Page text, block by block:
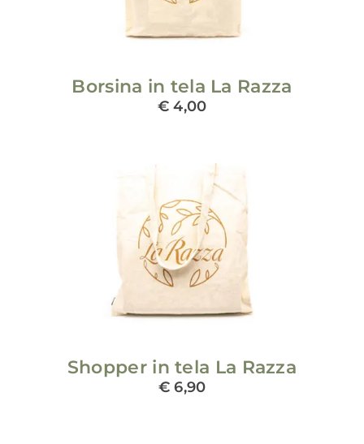
Borsina in tela La Razza
€4,00
ADD TO CART / DETAILS
Shopper in tela La Razza
€6,90